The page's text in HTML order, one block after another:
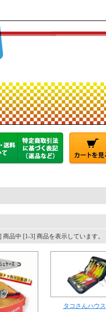
商品中 [1-3] 商品を表示しています。
タコさんハウス